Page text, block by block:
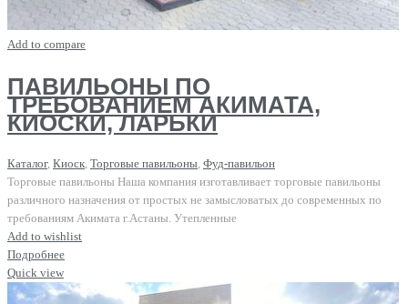
Add to compare
ПАВИЛЬОНЫ ПО
ТРЕБОВАНИЕМ АКИМАТА,
КИОСКИ, ЛАРЬКИ
Каталог, Киоск, Торговые павильоны, Фуд-павильон
Торговые павильоны Наша компания изготавливает торговые павильоны
различного назначения от простых не замысловатых до современных по
требованиям Акимата г.Астаны. Утепленные
Add to wishlist
Подробнее
Quick view